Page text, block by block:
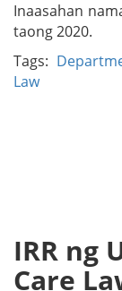
Inaasahan
taong 2020.
Tags:
Law
IRR ng
Care